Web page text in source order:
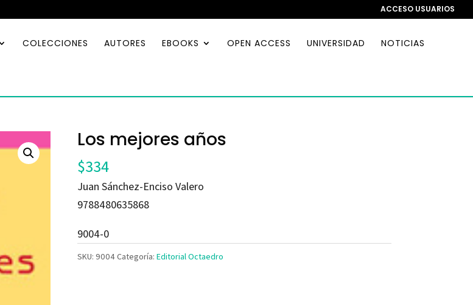
ACCESO USUARIOS
COLECCIONES AUTORES EBOOKS OPEN ACCESS UNIVERSIDAD NOTICIAS
Los mejores años
$334
Juan Sánchez-Enciso Valero
9788480635868
9004-0
SKU: 9004Categoría: Editorial Octaedro